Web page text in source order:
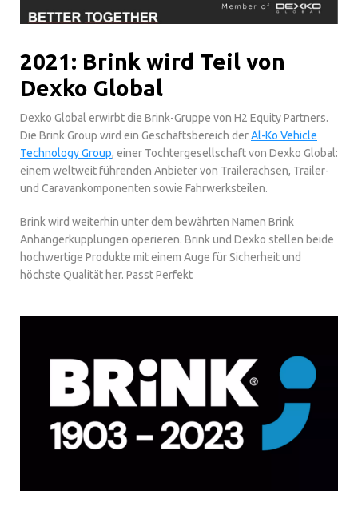
2021: Brink wird Teil von
Dexko Global
Dexko Global erwirbt die Brink-Gruppe von H2 Equity Partners.
Die Brink Group wird ein Geschäftsbereich derAl-Ko Vehicle
Technology Group, einer Tochtergesellschaft von Dexko Global:
einem weltweit führenden Anbieter von Trailerachsen, Trailer-
und Caravankomponenten sowie Fahrwerksteilen.
Brink wird weiterhin unter dem bewährten Namen Brink
Anhängerkupplungen operieren. Brink und Dexko stellen beide
hochwertige Produkte mit einem Auge für Sicherheit und
höchste Qualität her. Passt Perfekt